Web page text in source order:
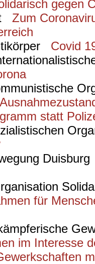
gegen
Zum
Covid
statt
für
im Interesse